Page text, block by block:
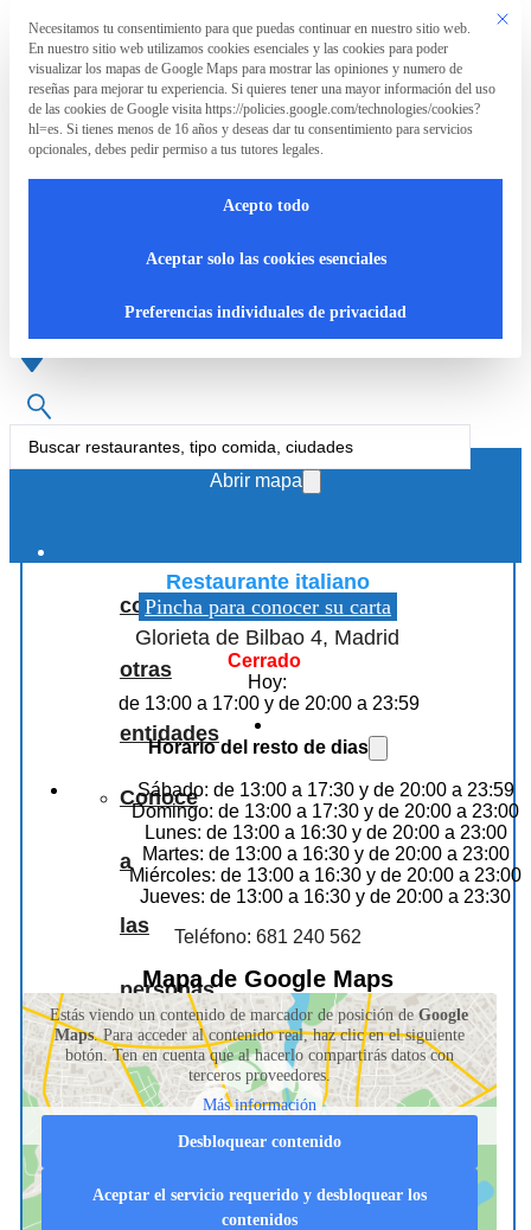
Saltar al contenido principal Saltar al pie de página
La
Asociación
La
accesibles
con
otras
entidades
Conoce
a
las
personas
que
nos
RpT>
Search
...
Abrir mapa
Restaurante italiano
Pincha para conocer su carta
Glorieta de Bilbao 4, Madrid
Cerrado
Hoy:
de 13:00 a 17:00 y de 20:00 a 23:59
Horario del resto de dias
Sábado: de 13:00 a 17:30 y de 20:00 a 23:59
Domingo: de 13:00 a 17:30 y de 20:00 a 23:00
Lunes: de 13:00 a 16:30 y de 20:00 a 23:00
Martes: de 13:00 a 16:30 y de 20:00 a 23:00
Miércoles: de 13:00 a 16:30 y de 20:00 a 23:00
Jueves: de 13:00 a 16:30 y de 20:00 a 23:30
Teléfono: 681 240 562
Mapa de Google Maps
Estás viendo un contenido de marcador de posición deGoogle
Maps. Para acceder al contenido real, haz clic en el siguiente
botón. Ten en cuenta que al hacerlo compartirás datos con
terceros proveedores.
Más información
Desbloquear contenido
Aceptar el servicio requerido y desbloquear los
contenidos
Este
Preferencia de privacidad
Necesitamos tu consentimiento para que puedas continuar en nuestro sitio web.
En nuestro sitio web utilizamos cookies esenciales y las cookies para poder
visualizar los mapas de Google Maps para mostrar las opiniones y numero de
reseñas para mejorar tu experiencia. Si quieres tener una mayor información del uso
de las cookies de Google visita https://policies.google.com/technologies/cookies?
hl=es. Si tienes menos de 16 años y deseas dar tu consentimiento para servicios
opcionales, debes pedir permiso a tus tutores legales.
Acepto todo
Aceptar solo las cookies esenciales
Preferencias individuales de privacidad